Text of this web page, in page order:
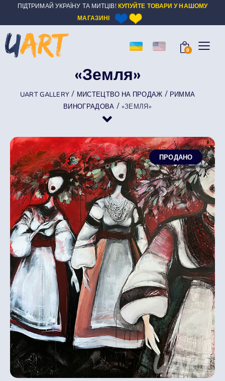
ПІДТРИМАЙ УКРАЇНУ ТА МИТЦІВ!КУПУЙТЕ ТОВАРИ У НАШОМУ
МАГАЗИНІ
0
«Земля»
UART GALLERY / МИСТЕЦТВО НА ПРОДАЖ / РИММА
ВИНОГРАДОВА / «ЗЕМЛЯ»
ПРОДАНО